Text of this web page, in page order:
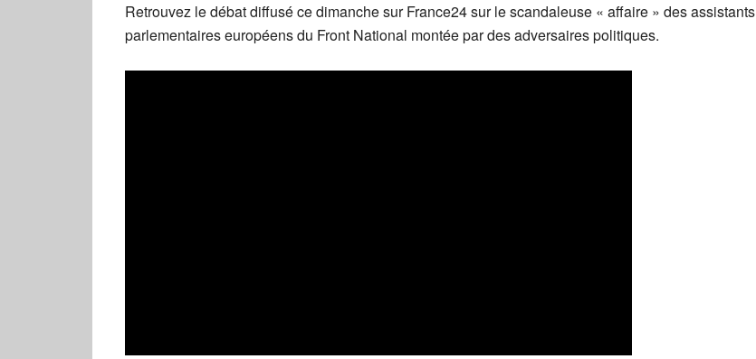
Retrouvez le débat diffusé ce dimanche sur France24 sur le scandaleuse « affaire » des assistants
parlementaires européens du Front National montée par des adversaires politiques.